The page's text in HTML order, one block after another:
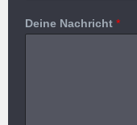
Deine Nachricht *